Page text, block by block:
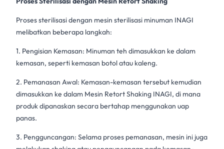
Proses sterilisasi dengan mesin sterilisasi minuman INAGI
melibatkan beberapa langkah:
1. Pengisian Kemasan: Minuman teh dimasukkan ke dalam
kemasan, seperti kemasan botol atau kaleng.
2. Pemanasan Awal: Kemasan-kemasan tersebut kemudian
dimasukkan ke dalam Mesin Retort Shaking INAGI, di mana
produk dipanaskan secara bertahap menggunakan uap
panas.
3. Pengguncangan: Selama proses pemanasan, mesin ini juga